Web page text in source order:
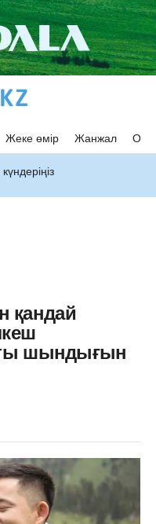
Жеке өмір Жанжал
қандай
шындығын